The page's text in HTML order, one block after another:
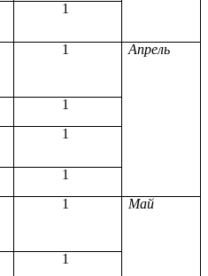
1
1 Апрель
1
1
1
1 Май
1